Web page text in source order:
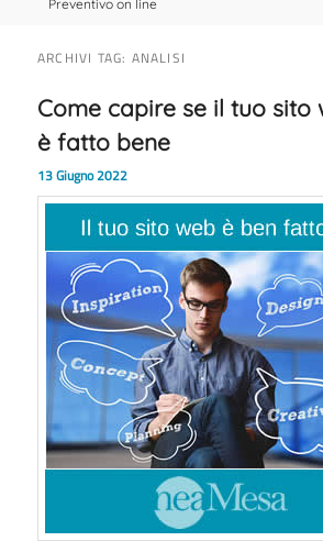
Preventivo on line
ARCHIVI TAG: ANALISI
Come capire se il tuo sito
è fatto bene
13 Giugno 2022